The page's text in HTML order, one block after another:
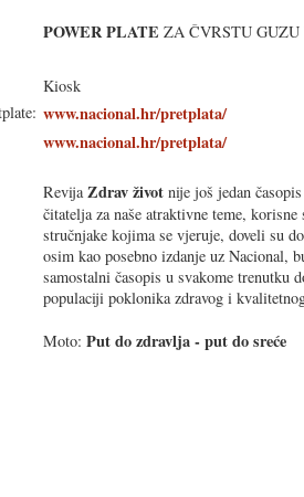
POWER PLATE ZA ČVRSTU
Kiosk
www.nacional.hr/pretplata/
www.nacional.hr/pretplata/
Revija Zdrav život nije još jedan
čitatelja za naše atraktivne teme, korisne
stručnjake kojima se vjeruje, doveli su
osim kao posebno izdanje uz Nacional,
samostalni časopis u svakome trenutku
populaciji poklonika zdravog i
Moto: Put do zdravlja - put do sreće